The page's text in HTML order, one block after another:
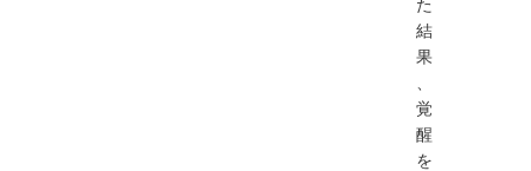
結
果
、
覚
醒
を